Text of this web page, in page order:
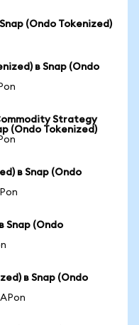
(Ondo Tokenized)
в Snap (Ondo
Strategy
(Ondo Tokenized)
в Snap (Ondo
Snap (Ondo
в Snap (Ondo